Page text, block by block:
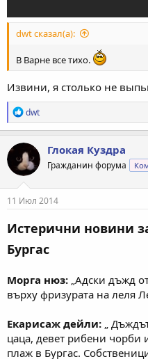
dwt сказал(а):
В Варне все тихо.
Извини, я столько не
Р
е
а
к
ц
и
и
:
dwt
Глокая Куздра
Гражданин форума
11 Июл 2014
Истерични новини
Бургас
Морга нюз: „Адски дъжд
върху фризурата на леля
Екарисаж дейли: „
цаца, девет рибени чорби
плаж в Бургас.